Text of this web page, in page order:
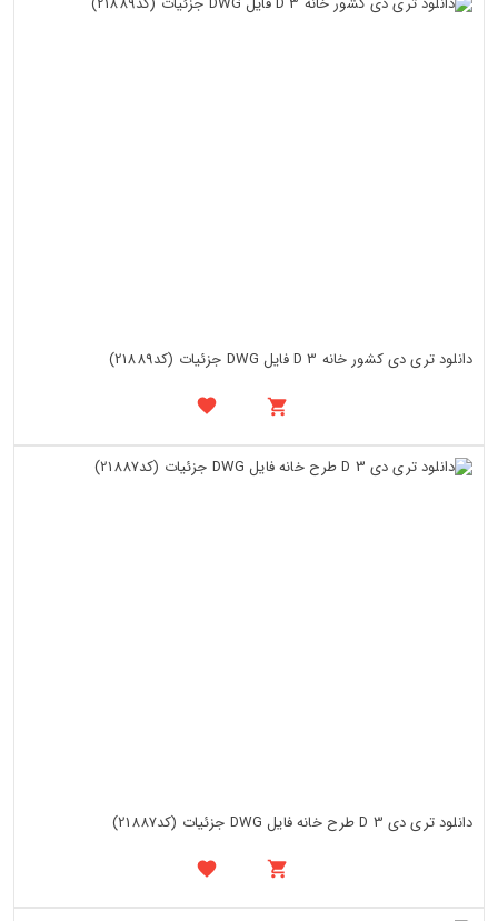
دانلود تری دی کشور خانه 3 D فایل DWG جزئیات (کد21889)
دانلود تری دی 3 D طرح خانه فایل DWG جزئیات (کد21887)